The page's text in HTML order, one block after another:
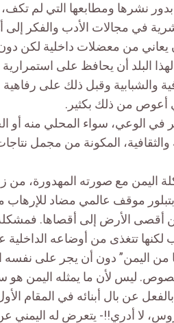
نشرها ومطابعها التي لم
في مجالات الأدب والفكر إلى
أن يعاني من معضلات داخلية لكن
البلد أن يحافظ على
والشبابية وقبل ذلك على
أعوص من ذلك بكثير.
الوعي، سواء المحلي منه أو
والثقافية، المكونة من مجمل
مع صورته المهدورة، من
موقف عالمي مضاد للإرهاب
الأرض إلى أقصاها.
تتغذى من أوضاعه الداخلية
من اليمن” دون أن يجر على نفسه
ليس لأن ما يمثله اليمن هو
عن بال أبنائه في المقام
لا أدري!!- يتعرض له اليمني عن